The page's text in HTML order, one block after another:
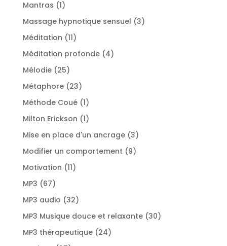
Mantras 11
produit
Massage hypnotique sensuel 33
Méditation 1111
produits
Méditation profonde 44
Mélodie 2525
produits
Métaphore 2323
produits
Méthode Coué 11
produit
Milton Erickson 11
Mise en place d'un ancrage 33
produits
Modifier un comportement 99
Motivation 1111
MP3 6767
produits
MP3 audio 3232
produits
MP3 Musique douce et relaxante 3030
MP3 thérapeutique 2424